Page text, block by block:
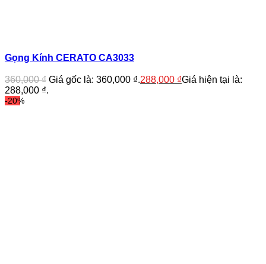
Gọng Kính CERATO CA3033
360,000₫ Giá gốc là: 360,000 ₫.288,000 ₫Giá hiện tại là:
288,000 ₫.
-20%